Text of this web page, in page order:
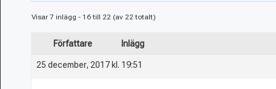
Visar 7 inlägg - 16 till 22 (av 22 totalt)
Författare Inlägg
25 december, 2017 kl. 19:51